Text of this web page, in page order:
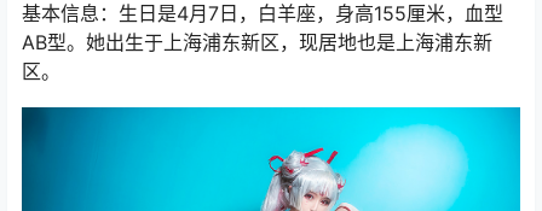
基本信息：生日是4月7日，白羊座，身高155厘米，血型
AB型。她出生于上海浦东新区，现居地也是上海浦东新
区。